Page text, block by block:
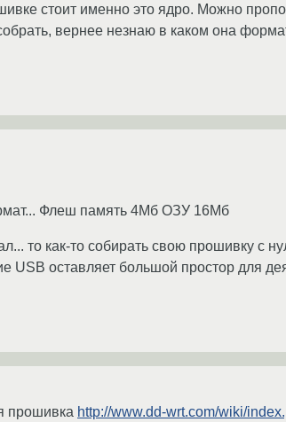
стоит именно это ядро. Можно
вернее незнаю в каком она
Флеш память 4Мб ОЗУ 16Мб
то как-то собирать свою прошивку с
USB оставляет большой простор для
прошивка http://www.dd-wrt.com/wiki/